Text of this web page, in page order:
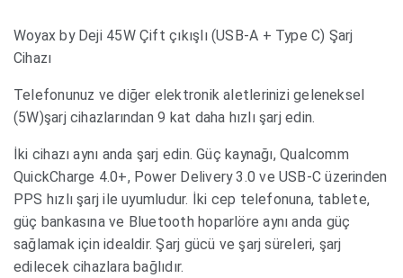
Woyax by Deji 45W Çift çıkışlı (USB-A + Type C) Şarj
Cihazı
Telefonunuz ve diğer elektronik aletlerinizi geleneksel
(5W)şarj cihazlarından 9 kat daha hızlı şarj edin.
İki cihazı aynı anda şarj edin. Güç kaynağı, Qualcomm
QuickCharge 4.0+, Power Delivery 3.0 ve USB-C üzerinden
PPS hızlı şarj ile uyumludur. İki cep telefonuna, tablete,
güç bankasına ve Bluetooth hoparlöre aynı anda güç
sağlamak için idealdir. Şarj gücü ve şarj süreleri, şarj
edilecek cihazlara bağlıdır.